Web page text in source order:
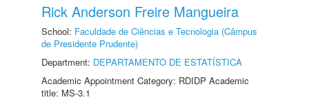
Rick Anderson Freire Mangueira
School: Faculdade de Ciências e Tecnologia (Câmpus
de Presidente Prudente)
Department: DEPARTAMENTO DE ESTATÍSTICA
Academic Appointment Category: RDIDP Academic
title: MS-3.1